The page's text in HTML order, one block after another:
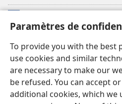
Paramètres de
To provide you with the best
use cookies and similar
are necessary to make our
be refused. You can accept
additional cookies, which we
(opens
new
Maktaba ku Enternete
(opens
new
window)JW Hub
(opens
new
window)Programu ya JW Library